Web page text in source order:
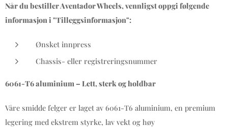
Når du bestiller Aventador Wheels, vennligst oppgi følgende
informasjon i "Tilleggsinformasjon":
Ønsket innpress
Chassis- eller registreringsnummer
6061-T6 aluminium – Lett, sterk og holdbar
Våre smidde felger er laget av 6061-T6 aluminium, en premium
legering med ekstrem styrke, lav vekt og høy